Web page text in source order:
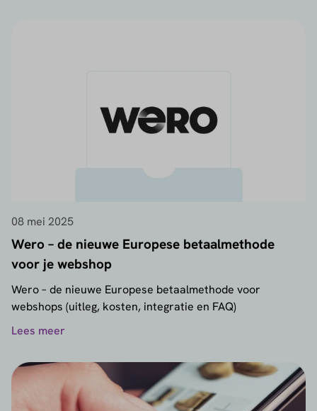
08 mei 2025
Wero – de nieuwe Europese betaalmethode
voor je webshop
Wero – de nieuwe Europese betaalmethode voor
webshops (uitleg, kosten, integratie en FAQ)
Lees meer